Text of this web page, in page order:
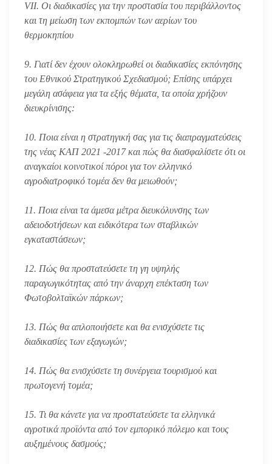
VII. Οι διαδικασίες για την προστασία του περιβάλλοντος
και τη μείωση των εκπομπών των αερίων του
θερμοκηπίου
9. Γιατί δεν έχουν ολοκληρωθεί οι διαδικασίες εκπόνησης
του Εθνικού Στρατηγικού Σχεδιασμού; Επίσης υπάρχει
μεγάλη ασάφεια για τα εξής θέματα, τα οποία χρήζουν
διευκρίνισης:
10. Ποια είναι η στρατηγική σας για τις διαπραγματεύσεις
της νέας ΚΑΠ 2021 -2017 και πώς θα διασφαλίσετε ότι οι
αναγκαίοι κοινοτικοί πόροι για τον ελληνικό
αγροδιατροφικό τομέα δεν θα μειωθούν;
11. Ποια είναι τα άμεσα μέτρα διευκόλυνσης των
αδειοδοτήσεων και ειδικότερα των σταβλικών
εγκαταστάσεων;
12. Πώς θα προστατεύσετε τη γη υψηλής
παραγωγικότητας από την άναρχη επέκταση των
Φωτοβολταϊκών πάρκων;
13. Πώς θα απλοποιήσετε και θα ενισχύσετε τις
διαδικασίες των εξαγωγών;
14. Πώς θα ενισχύσετε τη συνέργεια τουρισμού και
πρωτογενή τομέα;
15. Τι θα κάνετε για να προστατεύσετε τα ελληνικά
αγροτικά προϊόντα από τον εμπορικό πόλεμο και τους
αυξημένους δασμούς;